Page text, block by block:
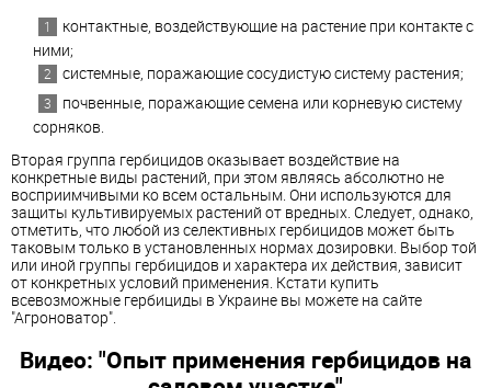
контактные, воздействующие на растение при контакте с
ними;
системные, поражающие сосудистую систему растения;
почвенные, поражающие семена или корневую систему
сорняков.
Вторая группа гербицидов оказывает воздействие на
конкретные виды растений, при этом являясь абсолютно не
восприимчивыми ко всем остальным. Они используются для
защиты культивируемых растений от вредных. Следует, однако,
отметить, что любой из селективных гербицидов может быть
таковым только в установленных нормах дозировки. Выбор той
или иной группы гербицидов и характера их действия, зависит
от конкретных условий применения. Кстати купить
всевозможные гербициды в Украине вы можете на сайте
"Агроноватор".
Видео: "Опыт применения гербицидов на